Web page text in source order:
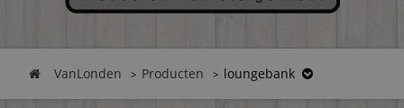
VanLonden Producten loungebank